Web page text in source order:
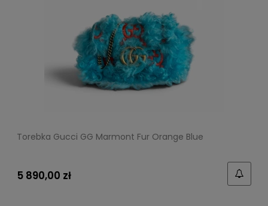
Torebka Gucci GG Marmont Fur Orange Blue
5 890,00 zł